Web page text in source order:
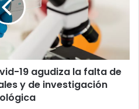
19 agudiza la falta de
y de investigación